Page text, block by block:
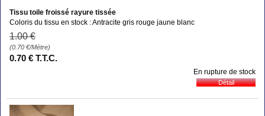
Tissu toile froissé rayure tissée
Coloris du tissu en stock : Antracite gris rouge jaune blanc
1.00 €
(0.70 €/Mètre)
0.70 € T.T.C.
En rupture de stock